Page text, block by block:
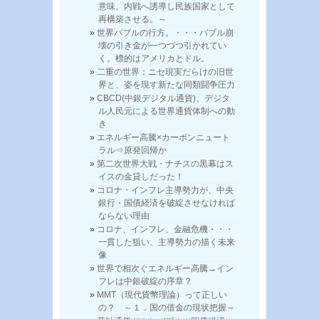
意味、内戦へ誘導し民族国家として
再構築させる。～
世界バブルの行方。・・・バブル崩
壊の引き金が一つづつ引かれてい
く。標的はアメリカとドル。
二重の世界：ニセ現実だらけの旧世
界と、姿を現す新たな同類闘争圧力
CBCD(中銀デジタル通貨)、デジタ
ル人民元による世界通貨体制への動
き
エネルギー高騰×カーボンニュート
ラル⇒原発回帰か
第二次世界大戦・ナチスの黒幕はス
イスの金貸しだった！
コロナ・インフレ主導勢力が、中央
銀行・国債経済を破綻させなければ
ならない理由
コロナ、インフレ、金融危機・・・
一貫した狙い、主導勢力の描く未来
像
世界で相次ぐエネルギー高騰→イン
フレは中銀破綻の序章？
MMT（現代貨幣理論）って正しい
の？ ～１．国の借金の現状把握～